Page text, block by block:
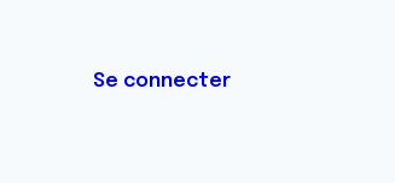
Se connecter